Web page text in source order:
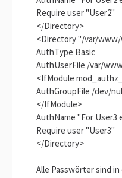
Require user "User2"
</Directory>
<Directory "/var/
AuthType Basic
AuthUserFile /var/
<IfModule
AuthGroupFile /dev/
</IfModule>
AuthName "For User3
Require user "User3"
</Directory>
Alle Passwörter sind